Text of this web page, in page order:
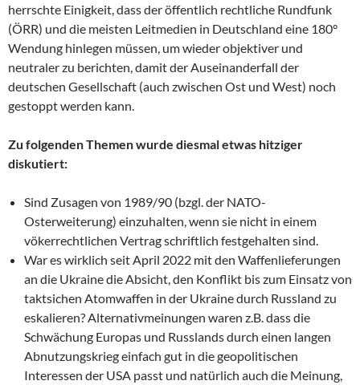
herrschte Einigkeit, dass der öffentlich rechtliche Rundfunk
(ÖRR) und die meisten Leitmedien in Deutschland eine 180°
Wendung hinlegen müssen, um wieder objektiver und
neutraler zu berichten, damit der Auseinanderfall der
deutschen Gesellschaft (auch zwischen Ost und West) noch
gestoppt werden kann.
Zu folgenden Themen wurde diesmal etwas hitziger
diskutiert:
Sind Zusagen von 1989/90 (bzgl. der NATO-
Osterweiterung) einzuhalten, wenn sie nicht in einem
vökerrechtlichen Vertrag schriftlich festgehalten sind.
War es wirklich seit April 2022 mit den Waffenlieferungen
an die Ukraine die Absicht, den Konflikt bis zum Einsatz von
taktsichen Atomwaffen in der Ukraine durch Russland zu
eskalieren? Alternativmeinungen waren z.B. dass die
Schwächung Europas und Russlands durch einen langen
Abnutzungskrieg einfach gut in die geopolitischen
Interessen der USA passt und natürlich auch die Meinung,